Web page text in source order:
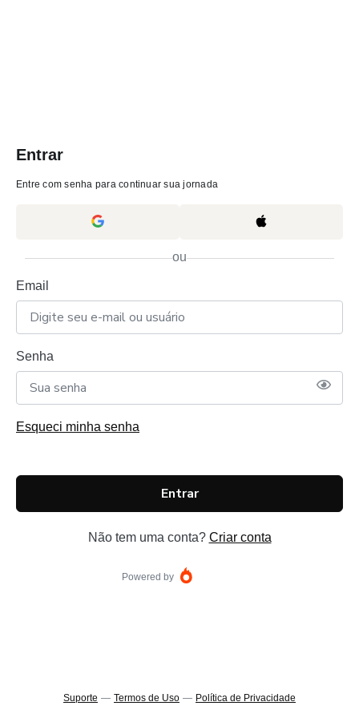
Entrar
Entre com senha para continuar sua jornada
ou
Email
Senha
Esqueci minha senha
Entrar
Não tem uma conta? Criar conta
Powered by
Suporte — Termos de Uso — Política de Privacidade